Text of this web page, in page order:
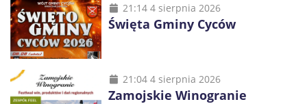
21:14 4 sierpnia 2026
Święta Gminy Cyców
21:04 4 sierpnia 2026
Zamojskie Winogranie